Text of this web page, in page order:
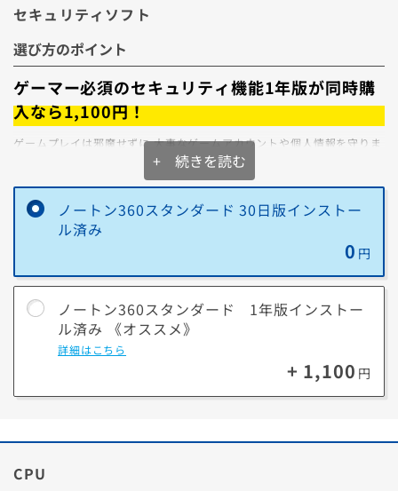
※1.電源が入らないなど正常に動作しないPCは下取りサービスを
ご利用ください。
※2.買取チケットをご利用いただくことで、買取価格3,000円以上
を保証いたします。
※3.セーフティサービスに13ヶ月以上継続加入中のお客様はパソ
コン買換え支援サービスを併用で、よりお得になる場合がござい
ます。ご希望の方は、本項目では買取サービスをご選択いただ
買取と下取りの違いを詳しく見る
額になる可能性
あり）
受け取り
お支払いしま
込)
セキュリティソフト
選び方のポイント
ゲーマー必須のセキュリティ機能1年版が同時購
入なら1,100円！
ゲームプレイは邪魔せずに 大事なゲームアカウントや個人情報を守りま
ゲーマー特有の悩みもノートン™ 360なら解決できます。
パソコンと同時購入なら
お得でインストール作業も不要！
ノートン360
通常版
（ダウンロード版）
※価格は2025年10月現在です。更新される可能性があります。最新情
報はノートン公式サイトをご確認ください。
■おすすめポイント
ー」
+ 続きを読む
ノートン360スタンダード 30日版インストー
ル済み
0 円
ノートン360スタンダード 1年版インストー
ル済み 《オススメ》
詳細はこちら
+ 1,100 円
CPU